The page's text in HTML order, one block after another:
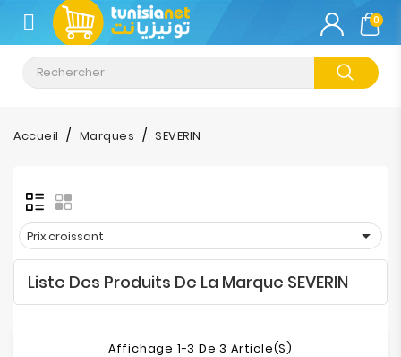
CATÉGORIE
Climatisation
Informatique
&
Tablette
Impression
0
Accueil Marques SEVERIN
Prix croissant 
Liste Des Produits De La Marque SEVERIN
Affichage 1-3 De 3 Article(s)